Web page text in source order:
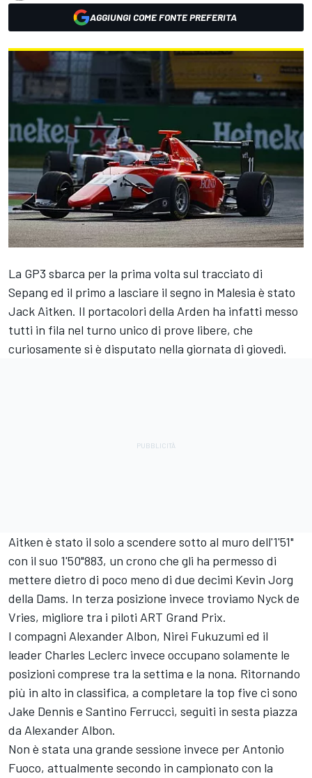
AGGIUNGI COME FONTE PREFERITA
La GP3 sbarca per la prima volta sul tracciato di
Sepang ed il primo a lasciare il segno in Malesia è stato
Jack Aitken. Il portacolori della Arden ha infatti messo
tutti in fila nel turno unico di prove libere, che
curiosamente si è disputato nella giornata di giovedì.
Aitken è stato il solo a scendere sotto al muro dell'1'51"
con il suo 1'50"883, un crono che gli ha permesso di
mettere dietro di poco meno di due decimi Kevin Jorg
della Dams. In terza posizione invece troviamo Nyck de
Vries, migliore tra i piloti ART Grand Prix.
I compagni Alexander Albon, Nirei Fukuzumi ed il
leader Charles Leclerc invece occupano solamente le
posizioni comprese tra la settima e la nona. Ritornando
più in alto in classifica, a completare la top five ci sono
Jake Dennis e Santino Ferrucci, seguiti in sesta piazza
da Alexander Albon.
Non è stata una grande sessione invece per Antonio
Fuoco, attualmente secondo in campionato con la